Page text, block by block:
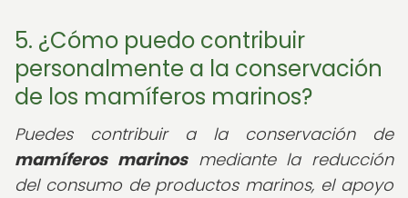
5. ¿Cómo puedo contribuir
personalmente a la conservación
de los mamíferos marinos?
Puedes contribuir a la conservación de
mamíferos marinosmediante la reducción
del consumo de productos marinos, el apoyo